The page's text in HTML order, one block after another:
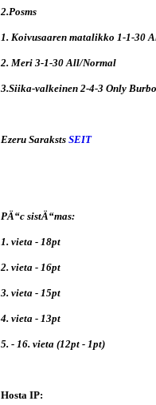
2.Posms
1. Koivusaaren matalikko 1-1-30
2. Meri 3-1-30 All/Normal
3.Siika-valkeinen 2-4-3 Only
Ezeru Saraksts SEIT
PÄ“c sistÄ“mas:
1. vieta - 18pt
2. vieta - 16pt
3. vieta - 15pt
4. vieta - 13pt
5. - 16. vieta (12pt - 1pt)
Hosta IP: